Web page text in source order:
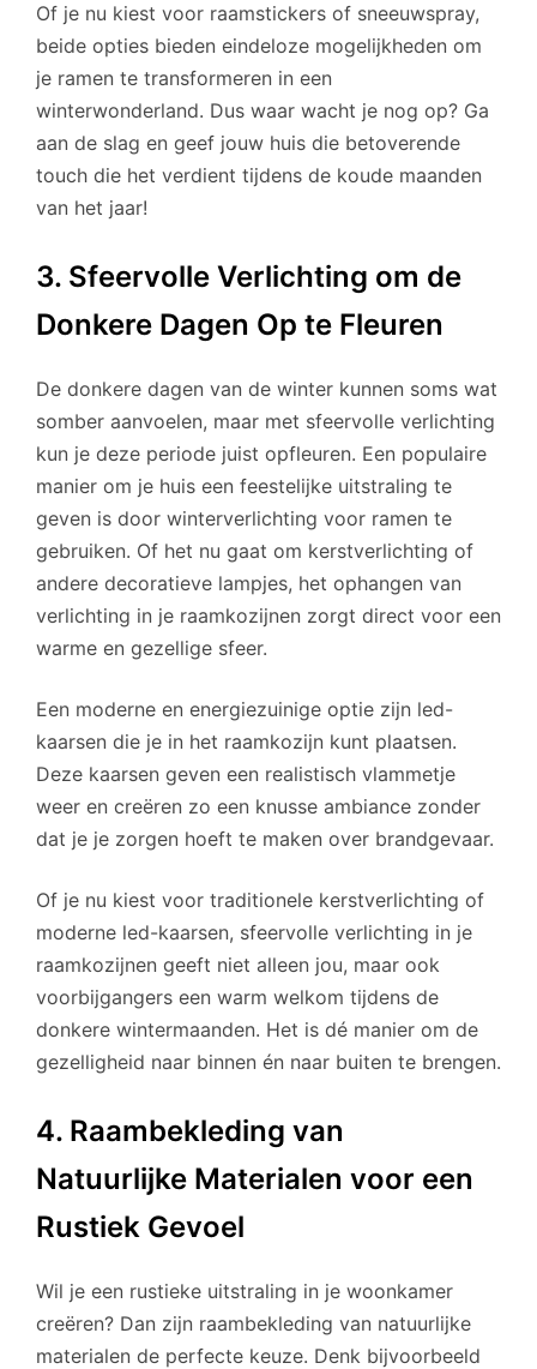
Of je nu kiest voor raamstickers of sneeuwspray,
beide opties bieden eindeloze mogelijkheden om
je ramen te transformeren in een
winterwonderland. Dus waar wacht je nog op? Ga
aan de slag en geef jouw huis die betoverende
touch die het verdient tijdens de koude maanden
van het jaar!
3. Sfeervolle Verlichting om de
Donkere Dagen Op te Fleuren
De donkere dagen van de winter kunnen soms wat
somber aanvoelen, maar met sfeervolle verlichting
kun je deze periode juist opfleuren. Een populaire
manier om je huis een feestelijke uitstraling te
geven is door winterverlichting voor ramen te
gebruiken. Of het nu gaat om kerstverlichting of
andere decoratieve lampjes, het ophangen van
verlichting in je raamkozijnen zorgt direct voor een
warme en gezellige sfeer.
Een moderne en energiezuinige optie zijn led-
kaarsen die je in het raamkozijn kunt plaatsen.
Deze kaarsen geven een realistisch vlammetje
weer en creëren zo een knusse ambiance zonder
dat je je zorgen hoeft te maken over brandgevaar.
Of je nu kiest voor traditionele kerstverlichting of
moderne led-kaarsen, sfeervolle verlichting in je
raamkozijnen geeft niet alleen jou, maar ook
voorbijgangers een warm welkom tijdens de
donkere wintermaanden. Het is dé manier om de
gezelligheid naar binnen én naar buiten te brengen.
4. Raambekleding van
Natuurlijke Materialen voor een
Rustiek Gevoel
Wil je een rustieke uitstraling in je woonkamer
creëren? Dan zijn raambekleding van natuurlijke
materialen de perfecte keuze. Denk bijvoorbeeld